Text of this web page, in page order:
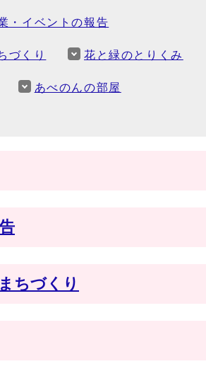
・イベントの報告
づくり 花と緑のとりくみ
あべのんの部屋
ちづくり